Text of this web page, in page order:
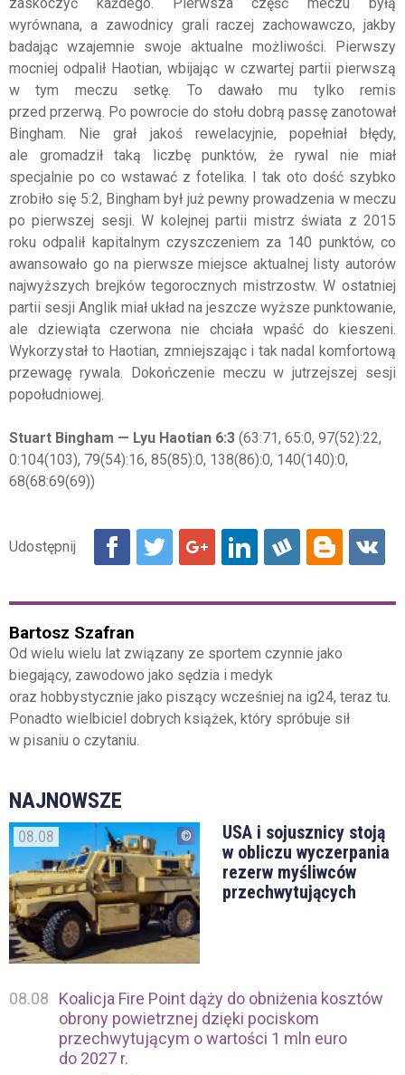
wyrównana, a zawodnicy grali raczej zachowawczo, jakby
badając wzajemnie swoje aktualne możliwości. Pierwszy
mocniej odpalił Haotian, wbijając w czwartej partii pierwszą
w tym meczu setkę. To dawało mu tylko remis
przed przerwą. Po powrocie do stołu dobrą passę zanotował
Bingham. Nie grał jakoś rewelacyjnie, popełniał błędy,
ale gromadził taką liczbę punktów, że rywal nie miał
specjalnie po co wstawać z fotelika. I tak oto dość szybko
zrobiło się 5:2, Bingham był już pewny prowadzenia w meczu
po pierwszej sesji. W kolejnej partii mistrz świata z 2015
roku odpalił kapitalnym czyszczeniem za 140 punktów, co
awansowało go na pierwsze miejsce aktualnej listy autorów
najwyższych brejków tegorocznych mistrzostw. W ostatniej
partii sesji Anglik miał układ na jeszcze wyższe punktowanie,
ale dziewiąta czerwona nie chciała wpaść do kieszeni.
Wykorzystał to Haotian, zmniejszając i tak nadal komfortową
przewagę rywala. Dokończenie meczu w jutrzejszej sesji
popołudniowej.
Stuart Bingham — Lyu Haotian 6:3 (63:71, 65:0, 97(52):22,
0:104(103), 79(54):16, 85(85):0, 138(86):0, 140(140):0,
68(68:69(69))
Bartosz Szafran
Od wielu wielu lat związany ze sportem czynnie jako
biegający, zawodowo jako sędzia i medyk
oraz hobbystycznie jako piszący wcześniej na ig24, teraz tu.
Ponadto wielbiciel dobrych książek, który spróbuje sił
w pisaniu o czytaniu.
NAJNOWSZE
08.08
USA i sojusznicy stoją
w obliczu wyczerpania
rezerw myśliwców
przechwytujących
08.08
Koalicja Fire Point dąży do obniżenia kosztów
obrony powietrznej dzięki pociskom
przechwytującym o wartości 1 mln euro
do 2027 r.